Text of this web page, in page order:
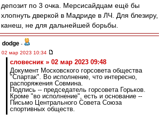
депозит по 3 очка. Мерсисайдцам ещё бы
хлопнуть дверкой в Мадриде в ЛЧ. Для блезиру,
канеш, не для дальнейшей борьбы.
dodge -
02 мар 2023 10:34
словесник » 02 мар 2023 09:48
Документ Московского горсовета общества
"Спартак". Во исполнение, что интересно,
распоряжения Совмина.
Подпись -- председатель горсовета Горьков.
Кроме "во исполнение", есть и основание --
Письмо Центрального Совета Союза
спортивных обществ.